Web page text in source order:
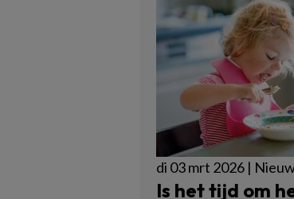
di 03 mrt 2026 |
Is het tijd om